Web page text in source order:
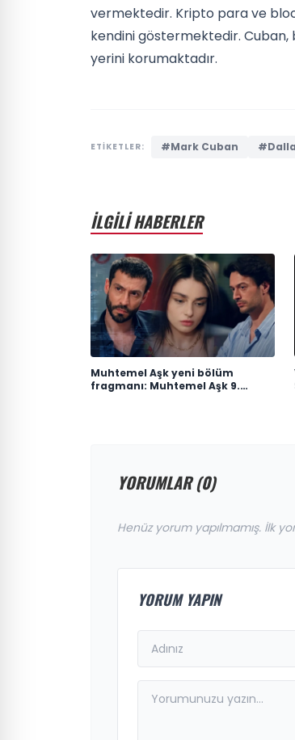
vermektedir. Kripto para ve
kendini göstermektedir. Cuban,
yerini korumaktadır.
ETİKETLER: #Mark Cuban
İLGİLİ HABERLER
Muhtemel Aşk yeni bölüm
fragmanı: Muhtemel Aşk 9.
YORUMLAR (0)
Henüz yorum yapılmamış. İlk
YORUM YAPIN